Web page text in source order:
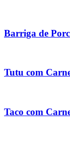
Barriga de
Tutu com
Taco com